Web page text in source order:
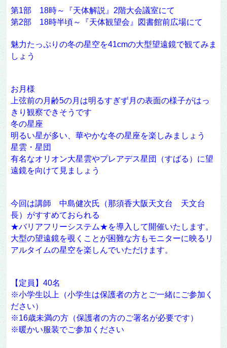
第1部 18時～『天体解説』2階大会議室にて
第2部 18時半頃～『天体観望会』図書館前広場にて
魅力たっぷりの冬の星空を41cmの大型望遠鏡で観てみま
しょう
お月様
上弦前の月齢5の月 は明るすぎず月の表面の様子がはっ
きり観察できそうです
冬の星座
明るい星が多い、華やかな冬の星座を楽しみましょう
星雲・星団
有名なオリオン大星雲やプレアデス星団（すばる）に望
遠鏡を向けて見ましょう
今回は講師 中島健次氏（那須香大阪天文台 天文台
長）がすすめておられる
★バリアフリーシステム★を導入して開催いたします。
大型の望遠鏡を覗くことが困難な方もモニターに映るリ
アルタイムの星空を楽しんでいただけます。
【定員】40名
※小学生以上（小学生は保護者の方とご一緒にご参加く
ださい）
※16歳未満の方（保護者の方のご署名が必要です）
※暖かい服装でご参加ください